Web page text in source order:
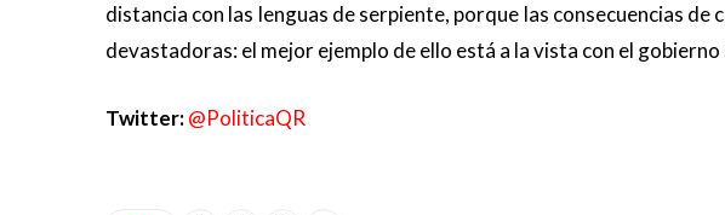
distancia con las lenguas de serpiente, porque las consecuencias de
devastadoras: el mejor ejemplo de ello está a la vista con el gobierno
Twitter:@PoliticaQR